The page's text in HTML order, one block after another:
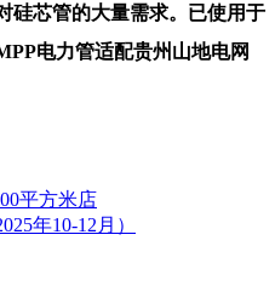
硅芯管的大量需求。已使用于
电力管适配贵州山地电网
平方米店
年10-12月）